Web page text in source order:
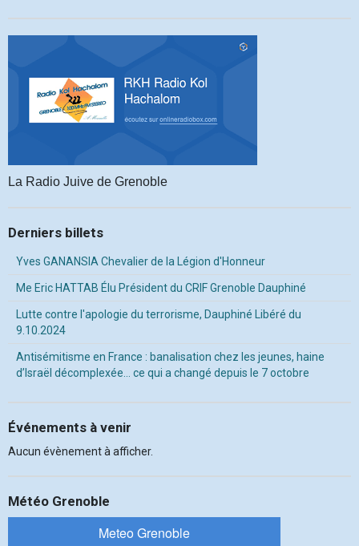
La Radio Juive de Grenoble
Derniers billets
Yves GANANSIA Chevalier de la Légion d'Honneur
Me Eric HATTAB Élu Président du CRIF Grenoble Dauphiné
Lutte contre l'apologie du terrorisme, Dauphiné Libéré du
9.10.2024
Antisémitisme en France : banalisation chez les jeunes, haine
d’Israël décomplexée… ce qui a changé depuis le 7 octobre
Événements à venir
Aucun évènement à afficher.
Météo Grenoble